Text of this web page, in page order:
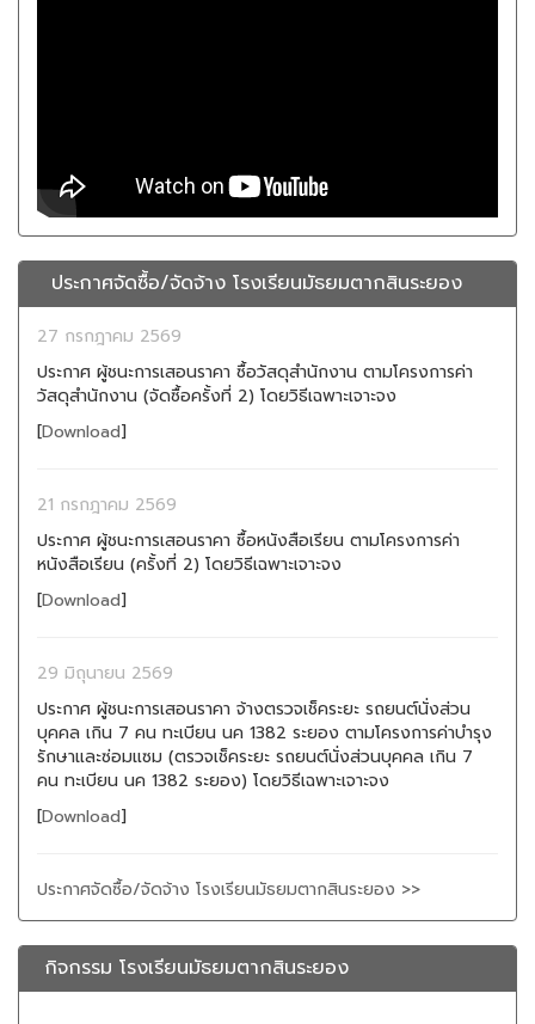
ประกาศจัดซื้อ/จัดจ้าง โรงเรียนมัธยมตากสินระยอง
27 กรกฎาคม 2569
ประกาศ ผู้ชนะการเสอนราคา ซื้อวัสดุสำนักงาน ตามโครงการค่า
วัสดุสำนักงาน (จัดซื้อครั้งที่ 2) โดยวิธีเฉพาะเจาะจง
[Download]
21 กรกฎาคม 2569
ประกาศ ผู้ชนะการเสอนราคา ซื้อหนังสือเรียน ตามโครงการค่า
หนังสือเรียน (ครั้งที่ 2) โดยวิธีเฉพาะเจาะจง
[Download]
29 มิถุนายน 2569
ประกาศ ผู้ชนะการเสอนราคา จ้างตรวจเช็คระยะ รถยนต์นั่งส่วน
บุคคล เกิน 7 คน ทะเบียน นค 1382 ระยอง ตามโครงการค่าบำรุง
รักษาและซ่อมแซม (ตรวจเช็คระยะ รถยนต์นั่งส่วนบุคคล เกิน 7
คน ทะเบียน นค 1382 ระยอง) โดยวิธีเฉพาะเจาะจง
[Download]
ประกาศจัดซื้อ/จัดจ้าง โรงเรียนมัธยมตากสินระยอง >>
กิจกรรม โรงเรียนมัธยมตากสินระยอง